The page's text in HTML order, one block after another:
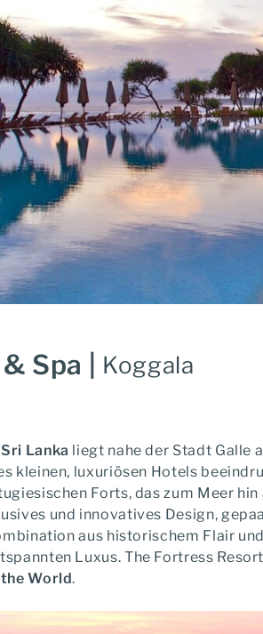
Spa | Koggala
Lanka liegt nahe der Stadt Galle
kleinen, luxuriösen Hotels
Forts, das zum Meer
und innovatives Design,
aus historischem Flair
Luxus. The Fortress
World.